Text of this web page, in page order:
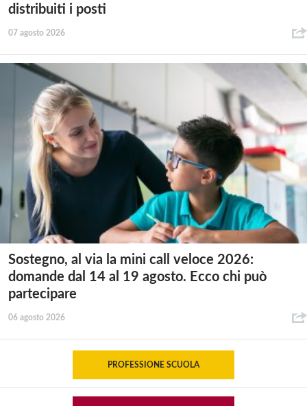
distribuiti i posti
07 agosto 2026
Sostegno, al via la mini call veloce 2026:
domande dal 14 al 19 agosto. Ecco chi può
partecipare
06 agosto 2026
PROFESSIONE SCUOLA